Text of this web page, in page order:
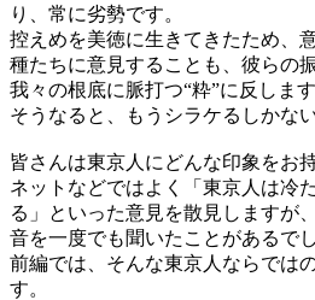
り、常に劣勢です。
控えめを美徳に生きてきたため、
種たちに意見することも、彼らの
我々の根底に脈打つ“粋”に反します
そうなると、もうシラケるしかな
皆さんは東京人にどんな印象をお
ネットなどではよく「東京人は冷
る」といった意見を散見しますが
音を一度でも聞いたことがあるで
前編では、そんな東京人ならでは
す。